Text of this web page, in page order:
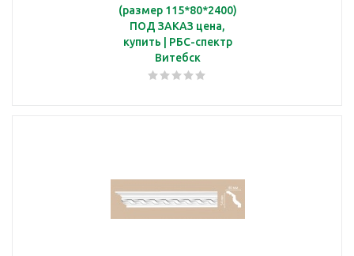
(размер 115*80*2400)
ПОД ЗАКАЗ цена,
купить | РБС-спектр
Витебск